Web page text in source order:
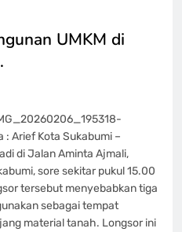
UMKM di
Arief Kota Sukabumi –
di Jalan Aminta Ajmali,
sore sekitar pukul 15.00
tersebut menyebabkan tiga
sebagai tempat
material tanah. Longsor ini